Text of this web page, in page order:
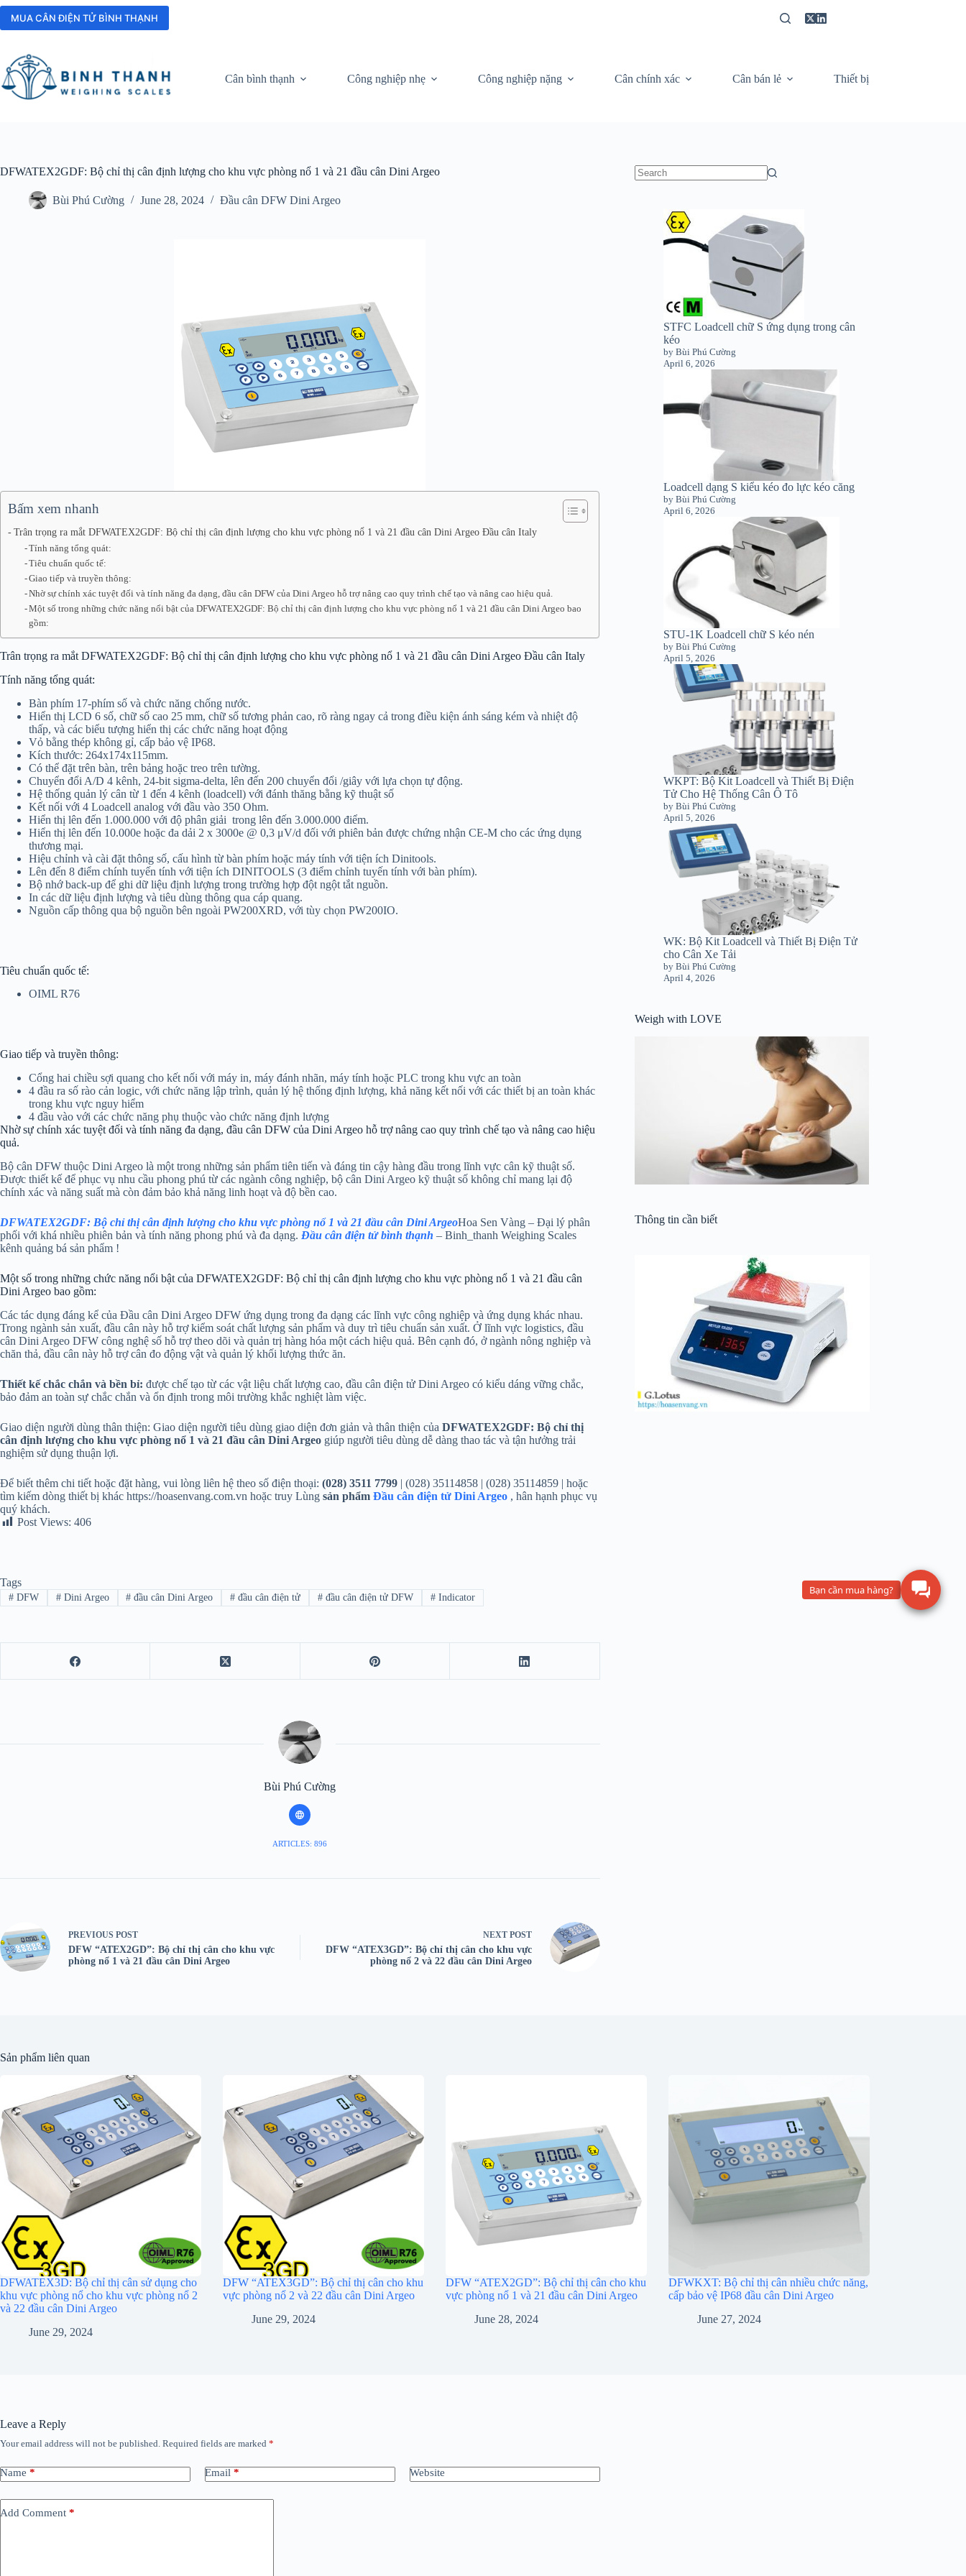
Skip
content
MUA CÂN ĐIỆN TỬ BÌNH THẠNH
Cân bình thạnh Công nghiệp nhẹ Công nghiệp nặng Cân chính xác Cân bán lẻ Thiết bị
DFWATEX2GDF: Bộ chỉ thị cân định lượng cho khu vực phòng nổ 1 và 21 đầu cân Dini Argeo
Bùi Phú Cường June 28, 2024 Đầu cân DFW Dini Argeo
Bấm xem nhanh
Trân trọng ra mắt DFWATEX2GDF: Bộ chỉ thị cân định lượng cho khu vực phòng nổ 1 và 21 đầu cân Dini Argeo Đầu cân Italy
Tính năng tổng quát:
Tiêu chuẩn quốc tế:
Giao tiếp và truyền thông:
Nhờ sự chính xác tuyệt đối và tính năng đa dạng, đầu cân DFW của Dini Argeo hỗ trợ nâng cao quy trình chế tạo và nâng cao hiệu quả.
Một số trong những chức năng nổi bật của DFWATEX2GDF: Bộ chỉ thị cân định lượng cho khu vực phòng nổ 1 và 21 đầu cân Dini Argeo bao
gồm:
Trân trọng ra mắt DFWATEX2GDF: Bộ chỉ thị cân định lượng cho khu vực phòng nổ 1 và 21 đầu cân Dini Argeo Đầu cân Italy
Tính năng tổng quát:
Bàn phím 17-phím số và chức năng chống nước.
Hiển thị LCD 6 số, chữ số cao 25 mm, chữ số tương phản cao, rõ ràng ngay cả trong điều kiện ánh sáng kém và nhiệt độ
thấp, và các biểu tượng hiển thị các chức năng hoạt động
Vỏ bằng thép không gỉ, cấp bảo vệ IP68.
Kích thước: 264x174x115mm.
Có thể đặt trên bàn, trên bảng hoặc treo trên tường.
Chuyển đổi A/D 4 kênh, 24-bit sigma-delta, lên đến 200 chuyển đổi /giây với lựa chọn tự động.
Hệ thống quản lý cân từ 1 đến 4 kênh (loadcell) với đánh thăng bằng kỹ thuật số
Kết nối với 4 Loadcell analog với đầu vào 350 Ohm.
Hiển thị lên đến 1.000.000 với độ phân giải trong lên đến 3.000.000 điểm.
Hiển thị lên đến 10.000e hoặc đa dải 2 x 3000e @ 0,3 μV/d đối với phiên bản được chứng nhận CE-M cho các ứng dụng
thương mại.
Hiệu chỉnh và cài đặt thông số, cấu hình từ bàn phím hoặc máy tính với tiện ích Dinitools.
Lên đến 8 điểm chính tuyến tính với tiện ích DINITOOLS (3 điểm chỉnh tuyến tính với bàn phím).
Bộ nhớ back-up để ghi dữ liệu định lượng trong trường hợp đột ngột tắt nguồn.
In các dữ liệu định lượng và tiêu dùng thông qua cáp quang.
Nguồn cấp thông qua bộ nguồn bên ngoài PW200XRD, với tùy chọn PW200IO.
Tiêu chuẩn quốc tế:
OIML R76
Giao tiếp và truyền thông:
Cổng hai chiều sợi quang cho kết nối với máy in, máy đánh nhãn, máy tính hoặc PLC trong khu vực an toàn
4 đầu ra số rào cản logic, với chức năng lập trình, quản lý hệ thống định lượng, khả năng kết nối với các thiết bị an toàn khác
trong khu vực nguy hiểm
4 đầu vào với các chức năng phụ thuộc vào chức năng định lượng
Nhờ sự chính xác tuyệt đối và tính năng đa dạng, đầu cân DFW của Dini Argeo hỗ trợ nâng cao quy trình chế tạo và nâng cao hiệu
quả.
Bộ cân DFW thuộc Dini Argeo là một trong những sản phẩm tiên tiến và đáng tin cậy hàng đầu trong lĩnh vực cân kỹ thuật số.
Được thiết kế để phục vụ nhu cầu phong phú từ các ngành công nghiệp, bộ cân Dini Argeo kỹ thuật số không chỉ mang lại độ
chính xác và năng suất mà còn đảm bảo khả năng linh hoạt và độ bền cao.
DFWATEX2GDF: Bộ chỉ thị cân định lượng cho khu vực phòng nổ 1 và 21 đầu cân Dini ArgeoHoa Sen Vàng – Đại lý phân
phối với khá nhiều phiên bản và tính năng phong phú và đa dạng. Đầu cân điện tử bình thạnh – Binh_thanh Weighing Scales
kênh quảng bá sản phẩm !
Một số trong những chức năng nổi bật của DFWATEX2GDF: Bộ chỉ thị cân định lượng cho khu vực phòng nổ 1 và 21 đầu cân
Dini Argeo bao gồm:
Các tác dụng đáng kể của Đầu cân Dini Argeo DFW ứng dụng trong đa dạng các lĩnh vực công nghiệp và ứng dụng khác nhau.
Trong ngành sản xuất, đầu cân này hỗ trợ kiểm soát chất lượng sản phẩm và duy trì tiêu chuẩn sản xuất. Ở lĩnh vực logistics, đầu
cân Dini Argeo DFW công nghệ số hỗ trợ theo dõi và quản trị hàng hóa một cách hiệu quả. Bên cạnh đó, ở ngành nông nghiệp và
chăn thả, đầu cân này hỗ trợ cân đo động vật và quản lý khối lượng thức ăn.
Thiết kế chắc chắn và bền bỉ: được chế tạo từ các vật liệu chất lượng cao, đầu cân điện tử Dini Argeo có kiểu dáng vững chắc,
bảo đảm an toàn sự chắc chắn và ổn định trong môi trường khắc nghiệt làm việc.
Giao diện người dùng thân thiện: Giao diện người tiêu dùng giao diện đơn giản và thân thiện của DFWATEX2GDF: Bộ chỉ thị
cân định lượng cho khu vực phòng nổ 1 và 21 đầu cân Dini Argeo giúp người tiêu dùng dễ dàng thao tác và tận hưởng trải
nghiệm sử dụng thuận lợi.
Để biết thêm chi tiết hoặc đặt hàng, vui lòng liên hệ theo số điện thoại: (028) 3511 7799 | (028) 35114858 | (028) 35114859 | hoặc
tìm kiếm dòng thiết bị khác https://hoasenvang.com.vn hoặc truy Lùng sản phẩm Đầu cân điện tử Dini Argeo , hân hạnh phục vụ
quý khách.
Post Views: 406
Tags
#DFW #Dini Argeo # đầu cân Dini Argeo # đầu cân điện tử # đầu cân điện tử DFW #Indicator
Bùi Phú Cường
ARTICLES: 896
PREVIOUS POST
DFW “ATEX2GD”: Bộ chỉ thị cân cho khu vực
phòng nổ 1 và 21 đầu cân Dini Argeo
NEXT POST
DFW “ATEX3GD”: Bộ chỉ thị cân cho khu vực
phòng nổ 2 và 22 đầu cân Dini Argeo
STFC Loadcell chữ S ứng dụng trong cân
kéo
by Bùi Phú Cường
April 6, 2026
Loadcell dạng S kiểu kéo đo lực kéo căng
by Bùi Phú Cường
April 6, 2026
STU-1K Loadcell chữ S kéo nén
by Bùi Phú Cường
April 5, 2026
WKPT: Bộ Kit Loadcell và Thiết Bị Điện
Tử Cho Hệ Thống Cân Ô Tô
by Bùi Phú Cường
April 5, 2026
WK: Bộ Kit Loadcell và Thiết Bị Điện Tử
cho Cân Xe Tải
by Bùi Phú Cường
April 4, 2026
Weigh with LOVE
Thông tin cần biết
Sản phẩm liên quan
DFWATEX3D: Bộ chỉ thị cân sử dụng cho
khu vực phòng nổ cho khu vực phòng nổ 2
và 22 đầu cân Dini Argeo
June 29, 2024
DFW “ATEX3GD”: Bộ chỉ thị cân cho khu
vực phòng nổ 2 và 22 đầu cân Dini Argeo
June 29, 2024
DFW “ATEX2GD”: Bộ chỉ thị cân cho khu
vực phòng nổ 1 và 21 đầu cân Dini Argeo
June 28, 2024
DFWKXT: Bộ chỉ thị cân nhiều chức năng,
cấp bảo vệ IP68 đầu cân Dini Argeo
June 27, 2024
Leave a Reply
Your email address will not be published. Required fields are marked *
Name * Email * Website
Add Comment *
Bạn cần mua hàng?